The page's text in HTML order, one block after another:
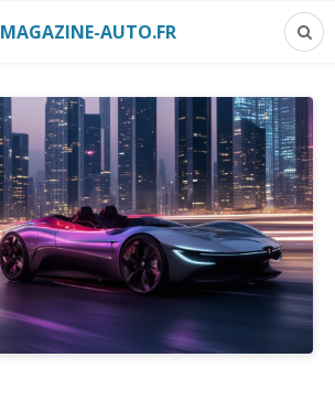
MAGAZINE-AUTO.FR